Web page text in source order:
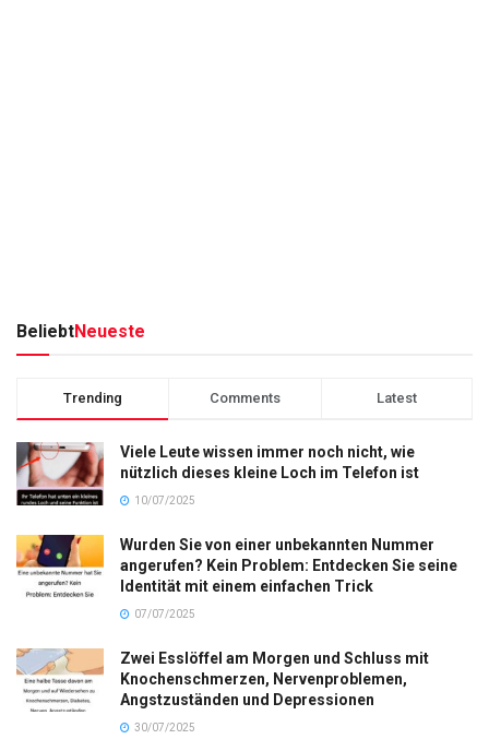
BeliebtNeueste
Trending Comments Latest
Viele Leute wissen immer noch nicht, wie
nützlich dieses kleine Loch im Telefon ist
10/07/2025
Wurden Sie von einer unbekannten Nummer
angerufen? Kein Problem: Entdecken Sie seine
Identität mit einem einfachen Trick
07/07/2025
Zwei Esslöffel am Morgen und Schluss mit
Knochenschmerzen, Nervenproblemen,
Angstzuständen und Depressionen
30/07/2025